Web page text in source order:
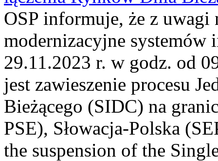
OSP informuje, że z uwagi
modernizacyjne
29.11.2023 r. w godz. od
jest zawieszenie procesu
Bieżącego (SIDC) na
PSE), Słowacja-Polska
the suspension of the